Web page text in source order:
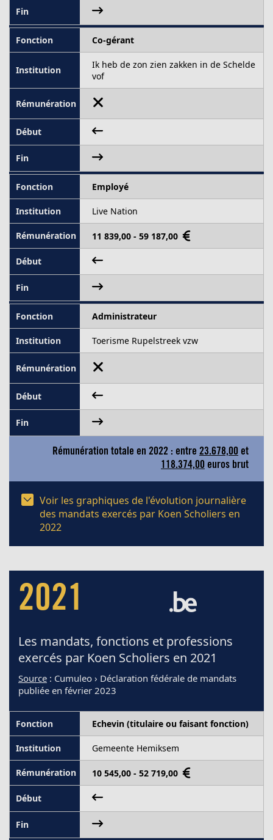
Co-gérant
Ik heb de zon zien zakken in de Schelde
vof
Employé
Live Nation
11 839,00 - 59 187,00
Administrateur
Toerisme Rupelstreek vzw
Rémunération totale en 2022 : entre 23.678,00 et
118.374,00 euros brut
Voir les graphiques de l'évolution journalière
des mandats exercés par Koen Scholiers en
2022
2021
Les mandats, fonctions et professions
exercés par Koen Scholiers en 2021
Source : Cumuleo › Déclaration fédérale de mandats
publiée en février 2023
Echevin (titulaire ou faisant fonction)
Gemeente Hemiksem
10 545,00 - 52 719,00